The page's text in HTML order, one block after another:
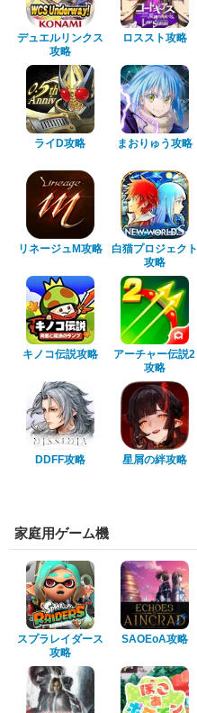
デュエルリンクス
攻略
ロススト攻略
ライD攻略 まおりゅう攻略
リネージュM攻略
白猫プロジェクト
攻略
キノコ伝説攻略
アーチャー伝説2
攻略
DDFF攻略 星屑の絆攻略
家庭用ゲーム機
スプラレイダース
攻略
SAOEoA攻略